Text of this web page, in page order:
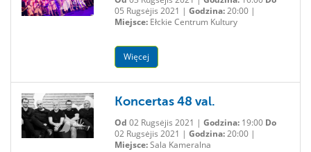
05 Rugsėjis 2021 | Godzina:20:00 |
Miejsce:Ełckie Centrum Kultury
Więcej
Koncertas 48 val.
Od 02 Rugsėjis 2021 | Godzina:19:00 Do
02 Rugsėjis 2021 | Godzina:20:00 |
Miejsce:Sala Kameralna